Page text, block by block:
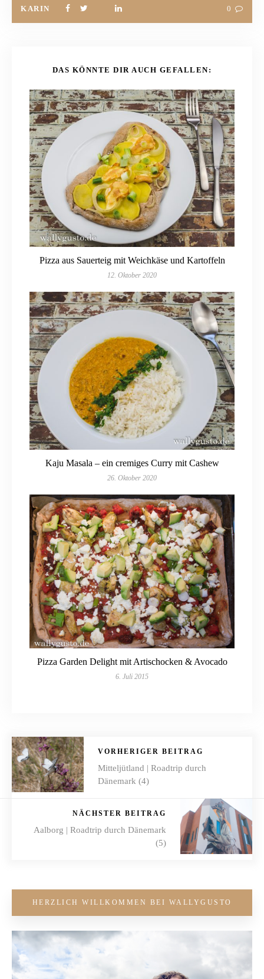
KARIN 0
DAS KÖNNTE DIR AUCH GEFALLEN:
Pizza aus Sauerteig mit Weichkäse und Kartoffeln
12. Oktober 2020
Kaju Masala – ein cremiges Curry mit Cashew
26. Oktober 2020
Pizza Garden Delight mit Artischocken & Avocado
6. Juli 2015
VORHERIGER BEITRAG
Mitteljütland | Roadtrip durch
Dänemark (4)
NÄCHSTER BEITRAG
Aalborg | Roadtrip durch Dänemark
(5)
HERZLICH WILLKOMMEN BEI WALLYGUSTO